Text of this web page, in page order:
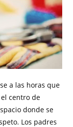
a las horas que
centro de
donde se
Los padres